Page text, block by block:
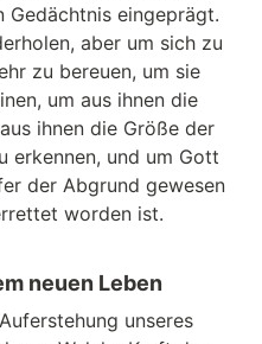
Gedächtnis eingeprägt.
aber um sich zu
zu bereuen, um sie
um aus ihnen die
ihnen die Größe der
erkennen, und um Gott
der Abgrund gewesen
worden ist.
neuen Leben
unseres